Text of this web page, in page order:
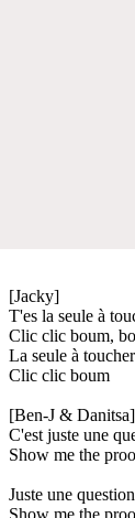
[Jacky]
T'es la seule à
Clic clic boum,
La seule à
Clic clic boum
[Ben-J & Danitsa]
C'est juste une
Show me the
Juste une
Show me the